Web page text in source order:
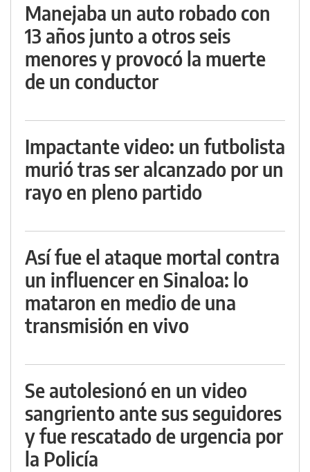
Manejaba un auto robado con
13 años junto a otros seis
menores y provocó la muerte
de un conductor
Impactante video: un futbolista
murió tras ser alcanzado por un
rayo en pleno partido
Así fue el ataque mortal contra
un influencer en Sinaloa: lo
mataron en medio de una
transmisión en vivo
Se autolesionó en un video
sangriento ante sus seguidores
y fue rescatado de urgencia por
la Policía